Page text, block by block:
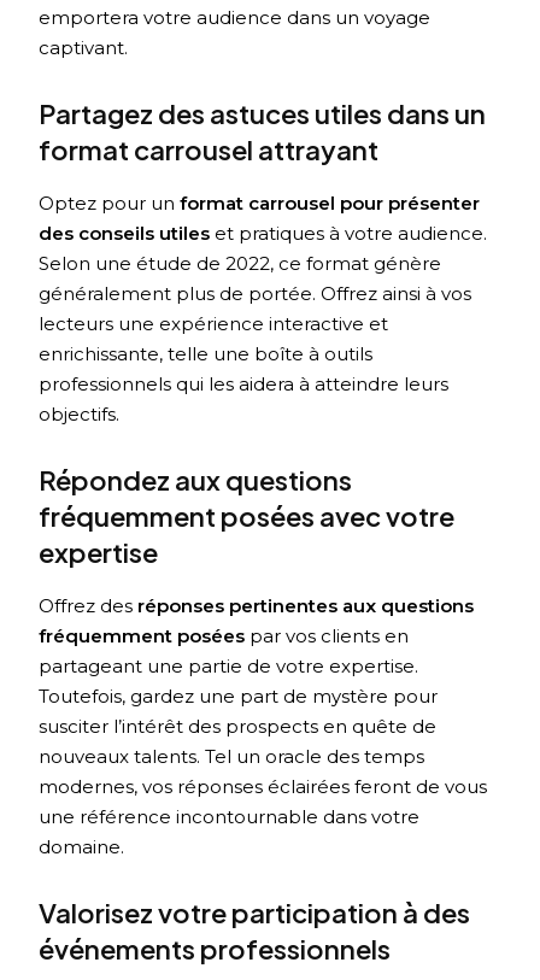
emportera votre audience dans un voyage
captivant.
Partagez des astuces utiles dans un
format carrousel attrayant
Optez pour unformat carrousel pour présenter
des conseils utiles et pratiques à votre audience.
Selon une étude de 2022, ce format génère
généralement plus de portée. Offrez ainsi à vos
lecteurs une expérience interactive et
enrichissante, telle une boîte à outils
professionnels qui les aidera à atteindre leurs
objectifs.
Répondez aux questions
fréquemment posées avec votre
expertise
Offrez des réponses pertinentes aux questions
fréquemment posées par vos clients en
partageant une partie de votre expertise.
Toutefois, gardez une part de mystère pour
susciter l’intérêt des prospects en quête de
nouveaux talents. Tel un oracle des temps
modernes, vos réponses éclairées feront de vous
une référence incontournable dans votre
domaine.
Valorisez votre participation à des
événements professionnels